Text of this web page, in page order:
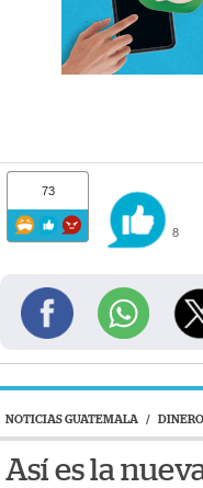
73
8
NOTICIAS GUATEMALA / DINERO
Así es la